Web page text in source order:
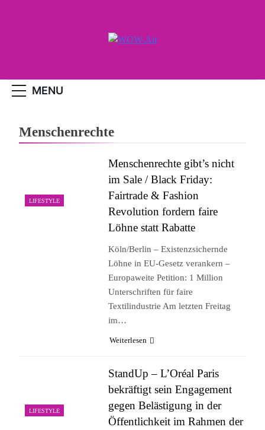
MENU
Menschenrechte
LIFESTYLE
Menschenrechte gibt’s nicht
im Sale / Black Friday:
Fairtrade & Fashion
Revolution fordern faire
Löhne statt Rabatte
Köln/Berlin – Existenzsichernde
Löhne in EU-Gesetz verankern –
Europaweite Petition: 1 Million
Unterschriften für faire
Textilindustrie Am letzten Freitag
im…
Weiterlesen
LIFESTYLE
StandUp – L’Oréal Paris
bekräftigt sein Engagement
gegen Belästigung in der
Öffentlichkeit im Rahmen der